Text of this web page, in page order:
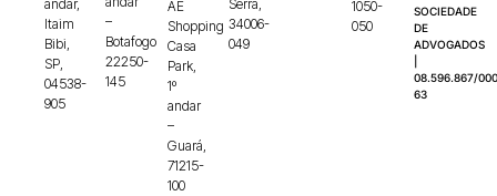
andar,
Itaim
Bibi,
SP,
04538-
905
–
Botafogo
22250-
145
AE
Shopping
Casa
Park,
1º
andar
–
Guará,
71215-
100
Serra,
34006-
049
1050-
050
SOCIEDADE
DE
ADVOGADOS
08.596.867/
63